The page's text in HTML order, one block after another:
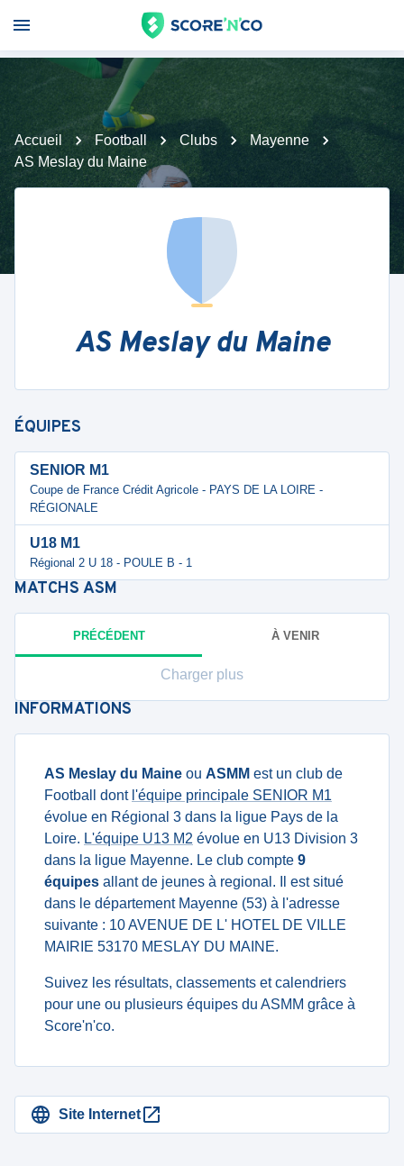
Accueil Football Clubs
Mayenne
AS Meslay du Maine
AS Meslay du Maine
ÉQUIPES
SENIOR M1
Coupe de France Crédit Agricole - PAYS DE LA LOIRE -
RÉGIONALE
U18 M1
Régional 2 U 18 - POULE B - 1
MATCHS ASM
PRÉCÉDENT À VENIR
Charger plus
INFORMATIONS
AS Meslay du Maine ou ASMM est un club de
Football dont l'équipe principale SENIOR M1
évolue en Régional 3 dans la ligue Pays de la
Loire. L'équipe U13 M2 évolue en U13 Division 3
dans la ligue Mayenne. Le club compte 9
équipes allant de jeunes à regional. Il est situé
dans le département Mayenne (53) à l'adresse
suivante : 10 AVENUE DE L' HOTEL DE VILLE
MAIRIE 53170 MESLAY DU MAINE.
Suivez les résultats, classements et calendriers
pour une ou plusieurs équipes du ASMM grâce à
Score'n'co.
Site Internet